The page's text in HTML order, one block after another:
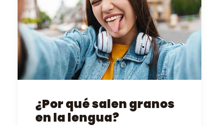
¿Por qué salen granos
en la lengua?